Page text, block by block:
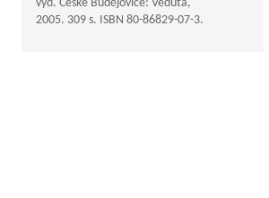
vyd. České Budějovice: Veduta,
2005. 309 s. ISBN 80-86829-07-3.